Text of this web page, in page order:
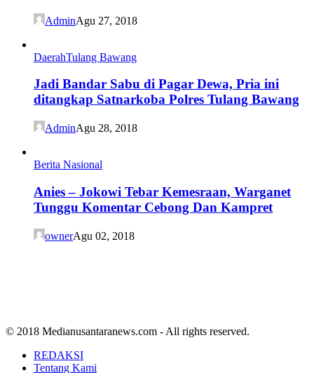
AdminAgu 27, 2018
DaerahTulang Bawang
Jadi Bandar Sabu di Pagar Dewa, Pria ini
ditangkap Satnarkoba Polres Tulang Bawang
AdminAgu 28, 2018
Berita Nasional
Anies – Jokowi Tebar Kemesraan, Warganet
Tunggu Komentar Cebong Dan Kampret
ownerAgu 02, 2018
© 2018 Medianusantaranews.com - All rights reserved.
REDAKSI
Tentang Kami